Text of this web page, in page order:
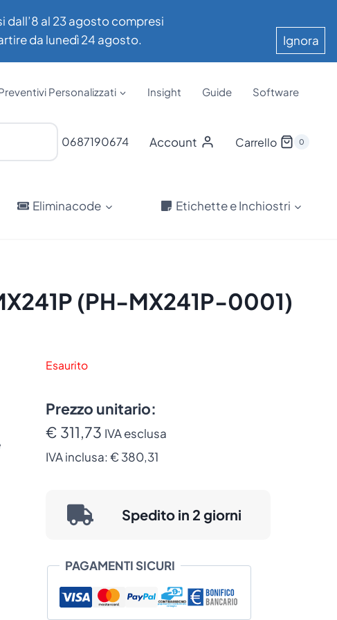
dall’8 al 23 agosto compresi
da lunedì 24 agosto.
Ignora
Personalizzati Insight Guide Software
0687190674 Account Carrello 0
Eliminacode Etichette e Inchiostri
(PH-MX241P-0001)
Esaurito
Prezzo unitario:
€ 311,73 IVA esclusa
IVA inclusa: € 380,31
Spedito in 2 giorni
PAGAMENTI SICURI